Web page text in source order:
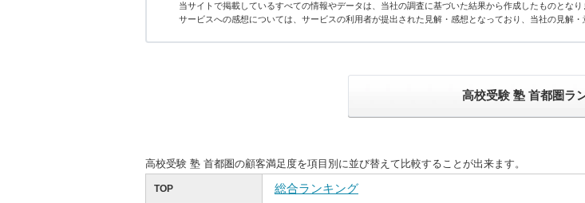
当サイトで掲載しているすべての情報やデータは、当社の調査に基づいた結果から作成したものとなり
サービスへの感想については、サービスの利用者が提出された見解・感想となっており、当社の見解
高校受験 塾 首都圏ラ
高校受験 塾 首都圏の顧客満足度を項目別に並び替えて比較することが出来ます。
TOP 総合ランキング